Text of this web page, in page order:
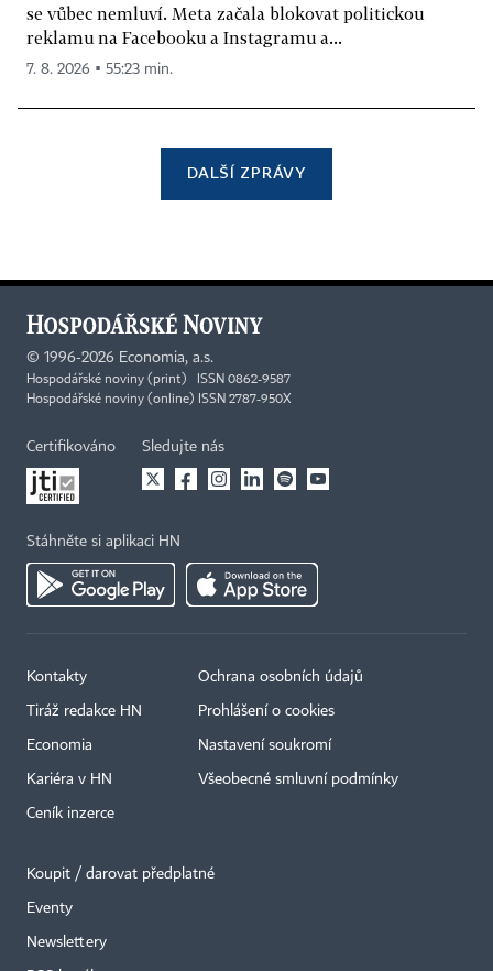
se vůbec nemluví. Meta začala blokovat politickou
reklamu na Facebooku a Instagramu a...
7. 8. 2026 ▪ 55:23 min.
DALŠÍ ZPRÁVY
© 1996-2026 Economia, a.s.
Hospodářské noviny (print) ISSN 0862-9587
Hospodářské noviny (online) ISSN 2787-950X
Certifikováno Sledujte nás
Stáhněte si aplikaci HN
Kontakty
Tiráž redakce HN
Economia
Kariéra v HN
Ceník inzerce
Ochrana osobních údajů
Prohlášení o cookies
Nastavení soukromí
Všeobecné smluvní podmínky
Koupit / darovat předplatné
Eventy
Newslettery